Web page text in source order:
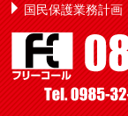
国民保護業務計画